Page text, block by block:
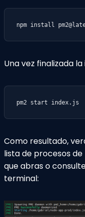
npm install
Una vez finalizada
pm2 start index.js
Como resultado,
lista de procesos
que abras o
terminal: